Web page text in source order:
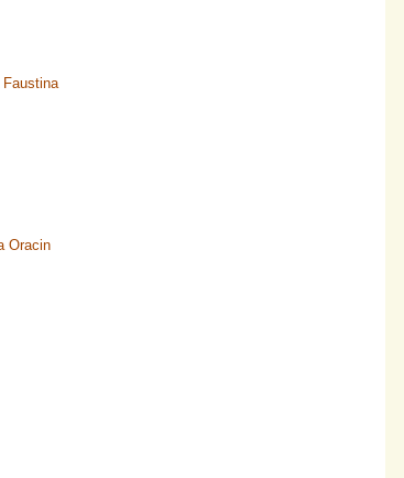
Oracin